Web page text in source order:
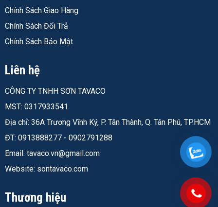
Chính Sách Giao Hàng
Chính Sách Đổi Trả
Chính Sách Bảo Mật
Liên hệ
CÔNG TY TNHH SƠN TAVACO
MST: 0317933541
Địa chỉ: 36A Trương Vĩnh Ký, P. Tân Thành, Q. Tân Phú, TP.HCM
ĐT: 0913888277 - 0902791288
Email: tavaco.vn@gmail.com
Website: sontavaco.com
Thương hiệu